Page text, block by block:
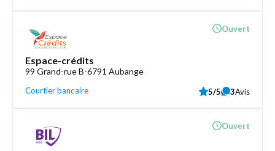
Espace-crédits
99 Grand-rue B-6791 Aubange
Courtier bancaire
Ouvert
5/5 3Avis
Ouvert